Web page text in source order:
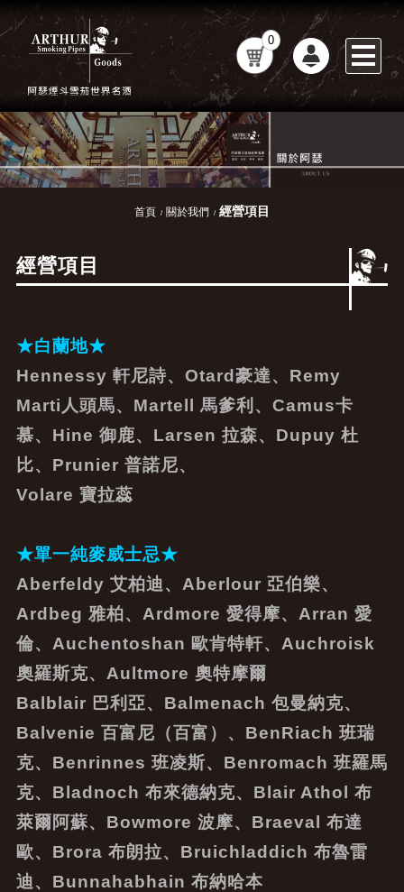
0
首頁 關於我們 經營項目
經營項目
★白蘭地★
Hennessy 軒尼詩、Otard豪達、Remy
Marti人頭馬、Martell 馬爹利、Camus卡
慕、Hine 御鹿、Larsen 拉森、Dupuy 杜
比、Prunier 普諾尼、
Volare 寶拉蕊
★單一純麥威士忌★
Aberfeldy 艾柏迪、Aberlour 亞伯樂、
Ardbeg 雅柏、Ardmore 愛得摩、Arran 愛
倫、Auchentoshan 歐肯特軒、Auchroisk
奧羅斯克、Aultmore 奧特摩爾
Balblair 巴利亞、Balmenach 包曼納克、
Balvenie 百富尼（百富）、BenRiach 班瑞
克、Benrinnes 班凌斯、Benromach 班羅馬
克、Bladnoch 布來德納克、Blair Athol 布
萊爾阿蘇、Bowmore 波摩、Braeval 布達
歐、Brora 布朗拉、Bruichladdich 布魯雷
迪、Bunnahabhain 布納哈本